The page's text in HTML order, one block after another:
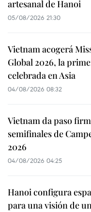
artesanal de Hanoi
05/08/2026 21:30
Vietnam acogerá
Global 2026, la
celebrada en Asia
04/08/2026 08:32
Vietnam da paso
semifinales de
2026
04/08/2026 04:25
Hanoi configura
para una visión de